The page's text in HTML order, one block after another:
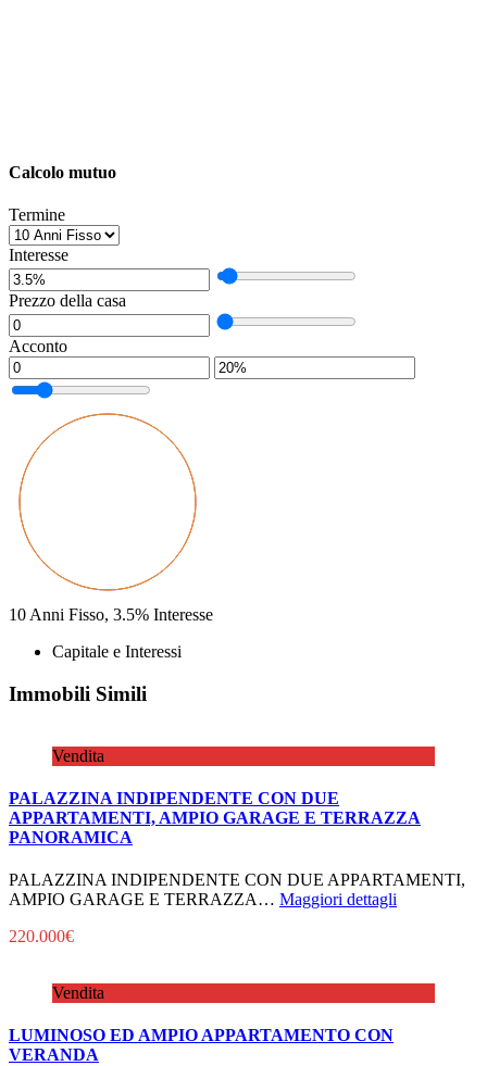
Calcolo mutuo
Termine
Interesse
Prezzo della casa
Acconto
10 Anni Fisso, 3.5% Interesse
Capitale e Interessi
Immobili Simili
Vendita
PALAZZINA INDIPENDENTE CON DUE
APPARTAMENTI, AMPIO GARAGE E TERRAZZA
PANORAMICA
PALAZZINA INDIPENDENTE CON DUE APPARTAMENTI,
AMPIO GARAGE E TERRAZZA… Maggiori dettagli
220.000€
Vendita
LUMINOSO ED AMPIO APPARTAMENTO CON
VERANDA